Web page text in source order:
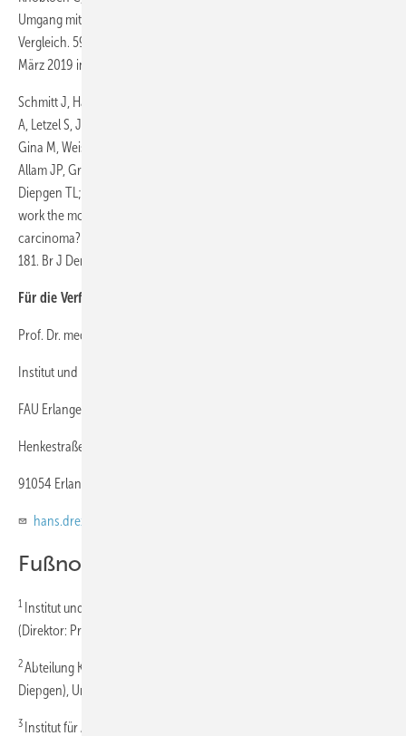
Umgang mit Sonnenschutz – Deutschland und Neuseeland im
Vergleich. 59. Wissenschaftliche Jahrestagung der DGAUM, 20.–22.
März 2019 in Erfurt.
Schmitt J, Haufe E, Trautmann F, Schulze HJ, Elsner P, Drexler H, Bauer
A, Letzel S, John SM, Fartasch M, Brüning T, Seidler A, Dugas-Breit S,
Gina M, Weistenhöfer W, Bachmann K, Bruhn I, Lang BM, Bonness S,
Allam JP, Grobe W, Stange T, Westerhausen S, Knuschke P, Wittlich M,
Diepgen TL; FB-181 Study Group: Is ultraviolet exposure acquired at
work the most important risk factor for cutaneous squamous cell
carcinoma? Results of the population-based case-control study FB-
181. Br J Dermatol 2018; 178: 462–472.
Für die Verfasser
Prof. Dr. med. Hans Drexler
Institut und Poliklinik für Arbeits-, Sozial- und Umweltmedizin
FAU Erlangen-Nürnberg
Henkestraße 9-11
91054 Erlangen
hans.drexler@fau.de
Fußnoten
1 Institut und Poliklinik für Arbeits-, Sozial- und Umweltmedizin
(Direktor: Prof. Dr. med. Hans Drexler), FAU Erlangen-Nürnberg
2Abteilung Klinische Sozialmedizin (Direktor: Prof. Dr. med. Thomas L.
Diepgen), Universitätsklinikum Heidelberg
3 Institut für Arbeits-, Sozial- und Umweltmedizin (Direktor: Prof. Dr.